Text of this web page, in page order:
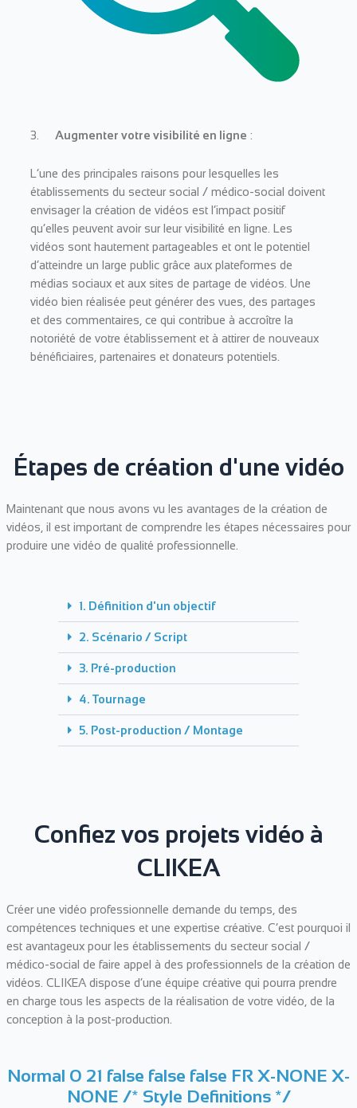
3.Augmenter votre visibilité en ligne :
L’une des principales raisons pour lesquelles les
établissements du secteur social / médico-social doivent
envisager la création de vidéos est l’impact positif
qu’elles peuvent avoir sur leur visibilité en ligne. Les
vidéos sont hautement partageables et ont le potentiel
d’atteindre un large public grâce aux plateformes de
médias sociaux et aux sites de partage de vidéos. Une
vidéo bien réalisée peut générer des vues, des partages
et des commentaires, ce qui contribue à accroître la
notoriété de votre établissement et à attirer de nouveaux
bénéficiaires, partenaires et donateurs potentiels.
Étapes de création d'une vidéo
Maintenant que nous avons vu les avantages de la création de
vidéos, il est important de comprendre les étapes nécessaires pour
produire une vidéo de qualité professionnelle.
1. Définition d'un objectif
2. Scénario / Script
3. Pré-production
4. Tournage
5. Post-production / Montage
Confiez vos projets vidéo à
CLIKEA
Créer une vidéo professionnelle demande du temps, des
compétences techniques et une expertise créative. C’est pourquoi il
est avantageux pour les établissements du secteur social /
médico-social de faire appel à des professionnels de la création de
vidéos. CLIKEA dispose d’une équipe créative qui pourra prendre
en charge tous les aspects de la réalisation de votre vidéo, de la
conception à la post-production.
Normal 0 21 false false false FR X-NONE X-
NONE /* Style Definitions */